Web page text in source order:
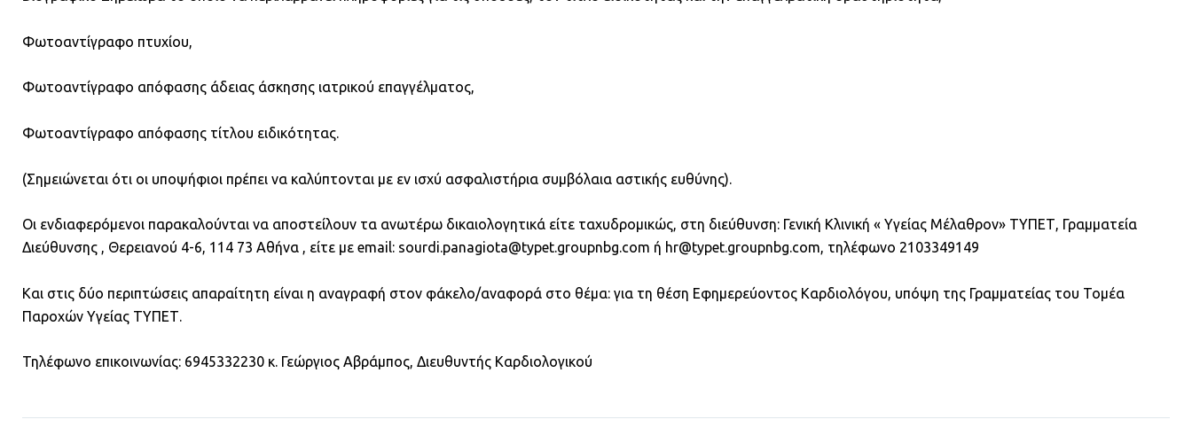
Φωτοαντίγραφο πτυχίου,
Φωτοαντίγραφο απόφασης άδειας άσκησης ιατρικού επαγγέλματος,
Φωτοαντίγραφο απόφασης τίτλου ειδικότητας.
(Σημειώνεται ότι οι υποψήφιοι πρέπει να καλύπτονται με εν ισχύ ασφαλιστήρια συμβόλαια αστικής ευθύνης).
Οι ενδιαφερόμενοι παρακαλούνται να αποστείλουν τα ανωτέρω δικαιολογητικά είτε ταχυδρομικώς, στη διεύθυνση: Γενική Κλινική « Υγείας Μέλαθρον» ΤΥΠΕΤ, Γραμματεία
Διεύθυνσης , Θερειανού 4-6, 114 73 Αθήνα , είτε με email: sourdi.panagiota@typet.groupnbg.com ή hr@typet.groupnbg.com, τηλέφωνο 2103349149
Και στις δύο περιπτώσεις απαραίτητη είναι η αναγραφή στον φάκελο/αναφορά στο θέμα: για τη θέση Εφημερεύοντος Καρδιολόγου, υπόψη της Γραμματείας του Τομέα
Παροχών Υγείας ΤΥΠΕΤ.
Τηλέφωνο επικοινωνίας: 6945332230 κ. Γεώργιος Αβράμπος, Διευθυντής Καρδιολογικού